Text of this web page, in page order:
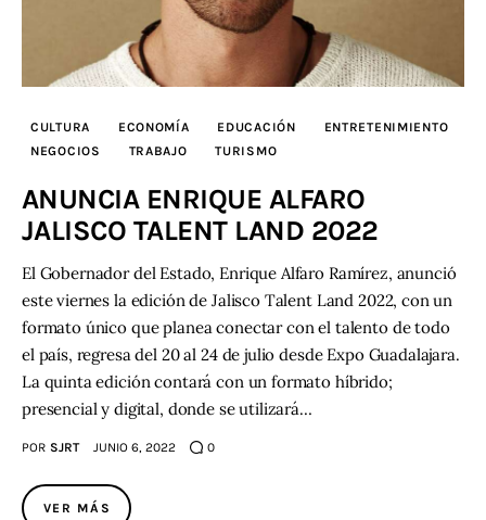
CULTURA ECONOMÍA EDUCACIÓN
ENTRETENIMIENTO
NEGOCIOS
TRABAJO TURISMO
ANUNCIA ENRIQUE ALFARO
JALISCO TALENT LAND 2022
El Gobernador del Estado, Enrique Alfaro Ramírez, anunció
este viernes la edición de Jalisco Talent Land 2022, con un
formato único que planea conectar con el talento de todo
el país, regresa del 20 al 24 de julio desde Expo Guadalajara.
La quinta edición contará con un formato híbrido;
presencial y digital, donde se utilizará…
POR SJRT JUNIO 6, 2022 0
VER MÁS